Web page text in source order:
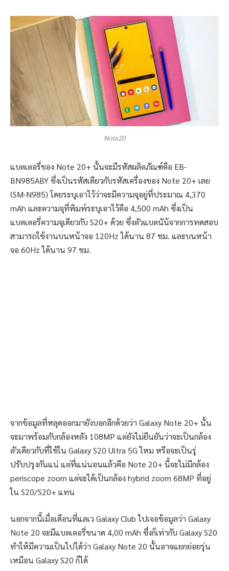
Note20
แบตเตอรี่ของ Note 20+ นั้นจะมีรหัสผลิตภัณฑ์คือ EB-
BN985ABY ซึ่งเป็นรหัสเดียวกับรหัสเครื่องของ Note 20+ เลย
(SM-N985) โดยระบุเอาไว้ว่าจะมีความจุอยู่ที่ประมาณ 4,370
mAh และความจุที่พิมพ์ระบุเอาไว้คือ 4,500 mAh ซึ่งเป็น
แบตเตอรี่ความจุเดียวกับ S20+ ด้วย ซึ่งตัวแบตนัน้จากการทดสอบ
สามารถใช้งานบนหน้าจอ 120Hz ได้นาน 87 ชม. และบนหน้า
จอ 60Hz ได้นาน 97 ชม.
จากข้อมูลที่หลุดออกมายังบอกอีกด้วยว่า Galaxy Note 20+ นั้น
จะมาพร้อมกับกล้องหลัง 108MP แต่ยังไม่ยืนยันว่าจะเป็นกล้อง
ตัวเดียวกับที่ใช้ใน Galaxy S20 Ultra 5G ไหม หรือจะเป็นรุ่
ปรับปรุงกันแน่ แต่ที่แน่นอนแล้วคือ Note 20+ นี้จะไม่มีกล้อง
periscope zoom แต่จะได้เป็นกล้อง hybrid zoom 68MP ที่อยู่
ใน S20/S20+ แทน
นอกจากนี้เมื่อเดือนที่แลเว Galaxy Club ไปเจอข้อมูลว่า Galaxy
Note 20 จะมีแบตเตอรี่ขนาด 4,00 mAh ซึ่งก็เท่ากับ Galaxy S20
ทำให้มีความเป็นไปได้ว่า Galaxy Note 20 นั้นอาจแยกย่อยรุ่น
เหมือน Galaxy S20 ก็ได้